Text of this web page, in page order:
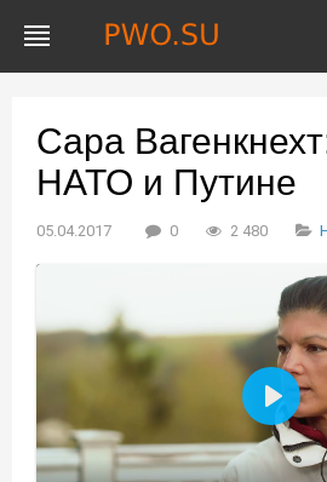
Сара
НАТО и Путине
05.04.2017 0 2 480